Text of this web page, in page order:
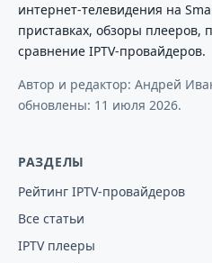
интернет-телевидения на
приставках, обзоры плееров,
сравнение IPTV-провайдеров.
Автор и редактор: Андрей
обновлены: 11 июля 2026.
РАЗДЕЛЫ
Рейтинг IPTV-провайдеров
Все статьи
IPTV плееры